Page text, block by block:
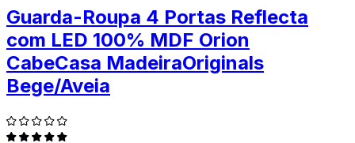
Guarda-Roupa 4 Portas Reflecta
com LED 100% MDF Orion
CabeCasa MadeiraOriginals
Bege/Aveia